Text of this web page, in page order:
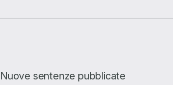
Nuove sentenze pubblicate